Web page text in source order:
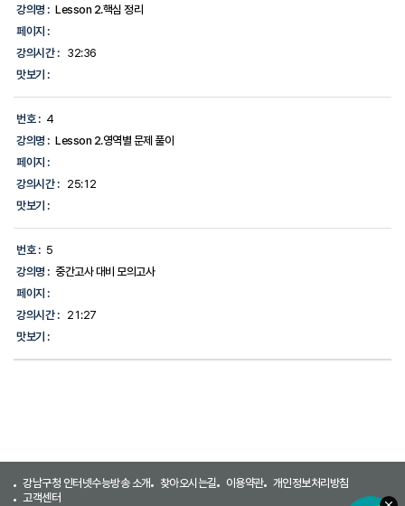
강의명 : Lesson 2.핵심 정리
페이지 :
강의시간 :
32:36
맛보기 :
번호 : 4
강의명 : Lesson 2.영역별 문제 풀이
페이지 :
강의시간 :
25:12
맛보기 :
번호 : 5
강의명 : 중간고사 대비 모의고사
페이지 :
강의시간 :
21:27
맛보기 :
강남구청 인터넷수능방송 소개 찾아오시는길 이용약관
개인정보처리방침
고객센터